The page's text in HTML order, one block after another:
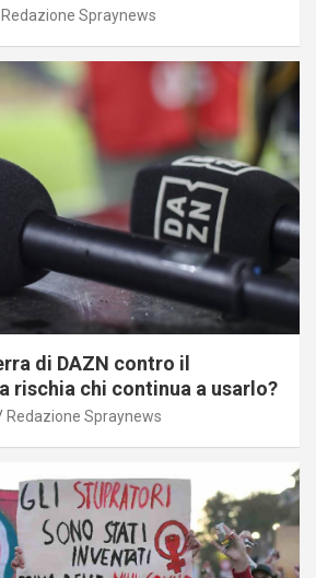
Redazione Spraynews
di DAZN contro il
rischia chi continua a usarlo?
Redazione Spraynews